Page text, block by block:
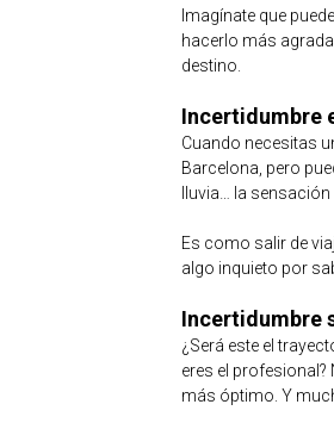
Imagínate que
hacerlo más
destino.
Incertidumbre
Cuando necesitas
Barcelona, pero
lluvia… la sensación
Es como salir de
algo inquieto por
Incertidumbre
¿Será este el
eres el profesional?
más óptimo. Y